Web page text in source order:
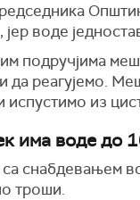
јер воде
подручјима
да реагујемо.
из
има воде до
снабдевањем
троши.